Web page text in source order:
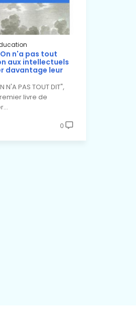
n'a pas tout
aux intellectuels
davantage leur
N'A PAS TOUT DIT",
livre de
0